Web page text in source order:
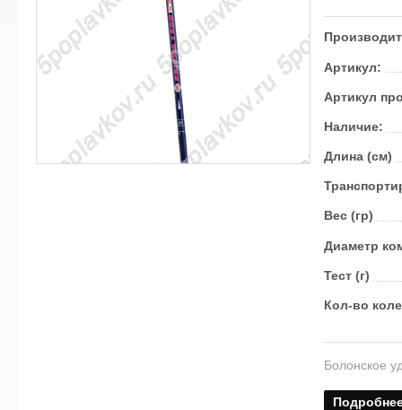
Артикул:
Артикул
Наличие:
Длина (см)
Вес (гр)
Диаметр
Тест (г)
Кол-во
Болонское